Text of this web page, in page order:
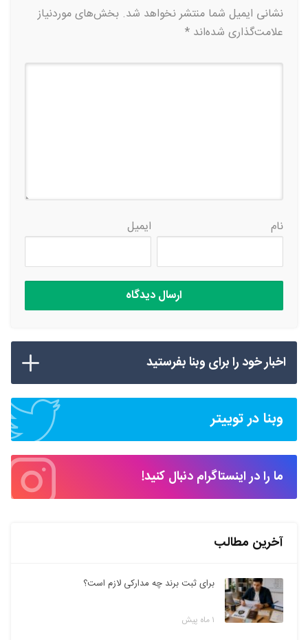
نشانی ایمیل شما منتشر نخواهد شد. بخش‌های موردنیاز
علامت‌گذاری شده‌اند *
نام ایمیل
اخبار خود را برای وبنا بفرستید
وبنا در توییتر
ما را در اینستاگرام دنبال کنید!
آخرین مطالب
برای ثبت برند چه مدارکی لازم است؟
۱ ماه پیش